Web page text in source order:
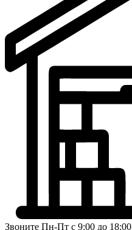
Звоните Пн-Пт с 9:00 до 18:00